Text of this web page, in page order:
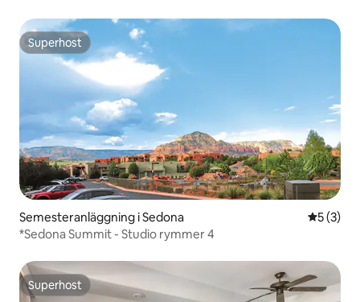
Superhost
Superhost
Semesteranläggning i Sedona 5 av 5 i
5 (3)
*Sedona Summit - Studio rymmer 4
Superhost
Superhost